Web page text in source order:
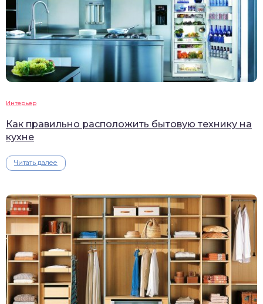
Интерьер
Как правильно расположить бытовую технику на
кухне
Читать далее